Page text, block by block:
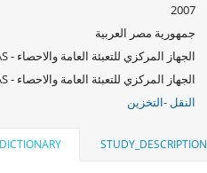
2007
جمهورية مصر العربية
الجهاز المركزي للتعبئة العامة والاحصاء - CAPMAS
الجهاز المركزي للتعبئة العامة والاحصاء - CAPMAS -
النقل -التخزين
STUDY_DESCRIPTION